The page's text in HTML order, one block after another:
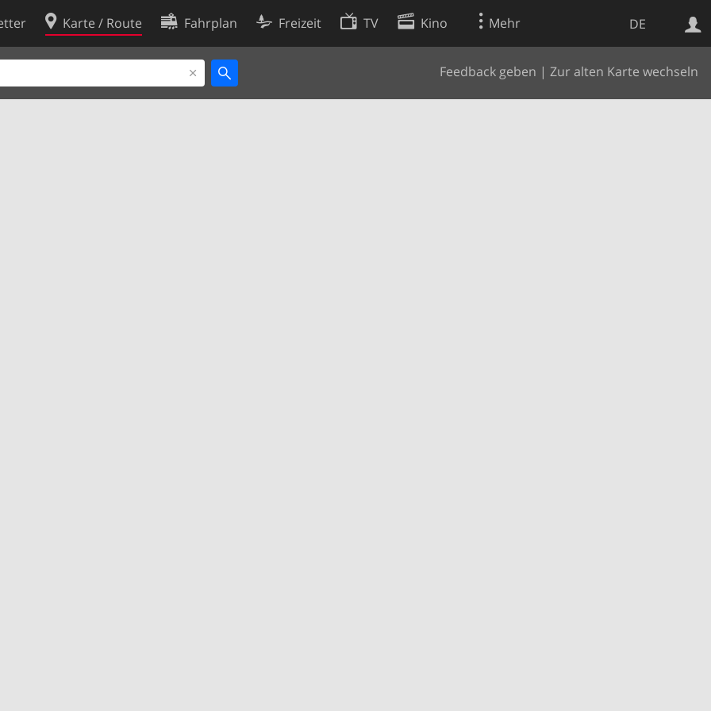
DE
Karte / Route Fahrplan Freizeit TV Kino Mehr
Feedback geben | Zur alten Karte wechseln
Websuche
Cookie-Richtlinie
Cookie-Einstellungen